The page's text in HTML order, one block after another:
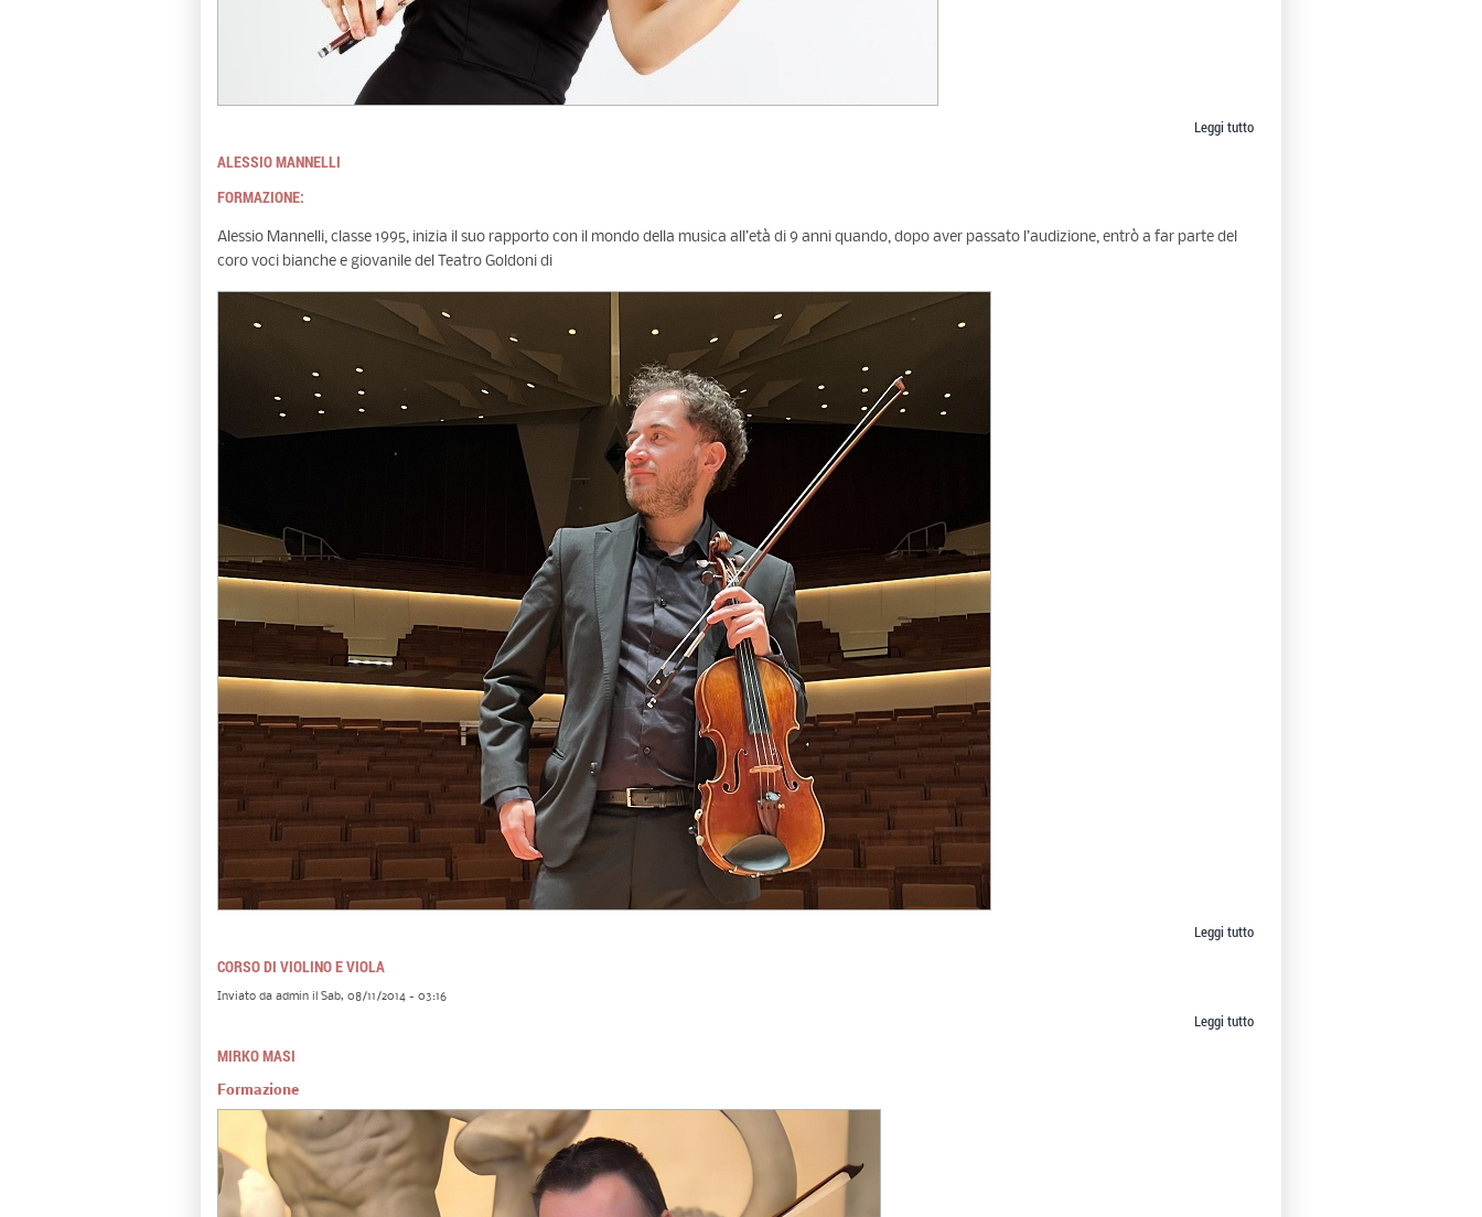
Leggi tutto
ALESSIO MANNELLI
FORMAZIONE:
Alessio Mannelli, classe 1995, inizia il suo rapporto con il mondo della musica all’età di 9 anni quando, dopo aver passato l’audizione, entrò a far parte del
coro voci bianche e giovanile del Teatro Goldoni di
Leggi tutto
CORSO DI VIOLINO E VIOLA
Inviato da admin il Sab, 08/11/2014 - 03:16
Leggi tutto
MIRKO MASI
Formazione